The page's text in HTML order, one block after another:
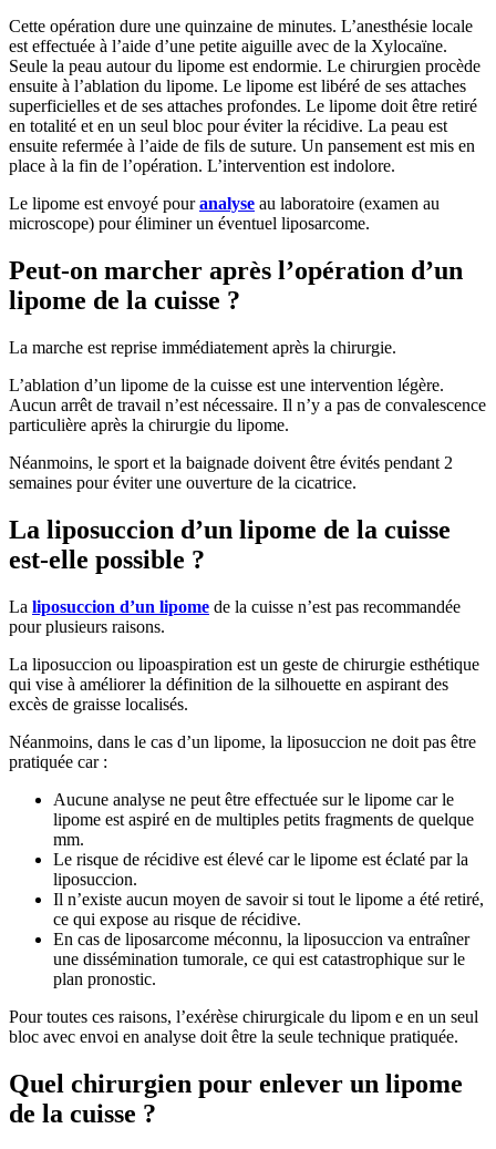
Cette opération dure une quinzaine de minutes. L’anesthésie locale
est effectuée à l’aide d’une petite aiguille avec de la Xylocaïne.
Seule la peau autour du lipome est endormie. Le chirurgien procède
ensuite à l’ablation du lipome. Le lipome est libéré de ses attaches
superficielles et de ses attaches profondes. Le lipome doit être retiré
en totalité et en un seul bloc pour éviter la récidive. La peau est
ensuite refermée à l’aide de fils de suture. Un pansement est mis en
place à la fin de l’opération. L’intervention est indolore.
Le lipome est envoyé pouranalyse au laboratoire (examen au
microscope) pour éliminer un éventuel liposarcome.
Peut-on marcher après l’opération d’un
lipome de la cuisse ?
La marche est reprise immédiatement après la chirurgie.
L’ablation d’un lipome de la cuisse est une intervention légère.
Aucun arrêt de travail n’est nécessaire. Il n’y a pas de convalescence
particulière après la chirurgie du lipome.
Néanmoins, le sport et la baignade doivent être évités pendant 2
semaines pour éviter une ouverture de la cicatrice.
La liposuccion d’un lipome de la cuisse
est-elle possible ?
La liposuccion d’un lipome de la cuisse n’est pas recommandée
pour plusieurs raisons.
La liposuccion ou lipoaspiration est un geste de chirurgie esthétique
qui vise à améliorer la définition de la silhouette en aspirant des
excès de graisse localisés.
Néanmoins, dans le cas d’un lipome, la liposuccion ne doit pas être
pratiquée car :
Aucune analyse ne peut être effectuée sur le lipome car le
lipome est aspiré en de multiples petits fragments de quelque
mm.
Le risque de récidive est élevé car le lipome est éclaté par la
liposuccion.
Il n’existe aucun moyen de savoir si tout le lipome a été retiré,
ce qui expose au risque de récidive.
En cas de liposarcome méconnu, la liposuccion va entraîner
une dissémination tumorale, ce qui est catastrophique sur le
plan pronostic.
Pour toutes ces raisons, l’exérèse chirurgicale du lipom e en un seul
bloc avec envoi en analyse doit être la seule technique pratiquée.
Quel chirurgien pour enlever un lipome
de la cuisse ?